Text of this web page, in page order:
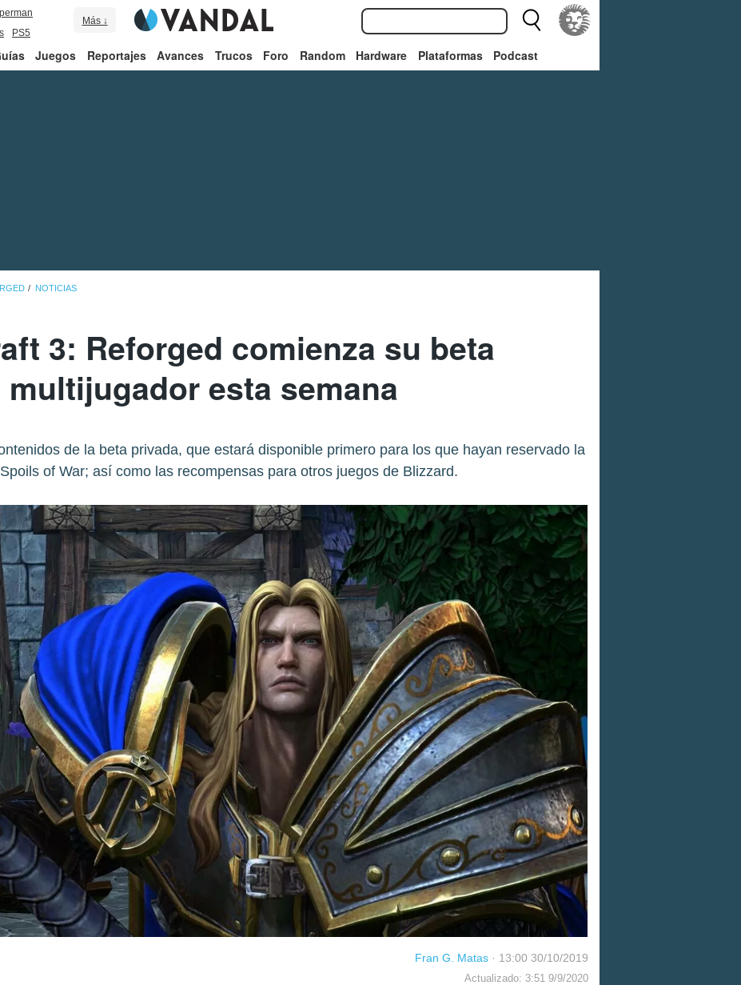
PS5
Más ↓
Juegos Reportajes Avances Trucos Foro Random Hardware Plataformas Podcast
NOTICIAS
3: Reforged comienza su beta
multijugador esta semana
de la beta privada, que estará disponible primero para los que hayan reservado la
of War; así como las recompensas para otros juegos de Blizzard.
Fran G. Matas · 13:00 30/10/2019
Actualizado: 3:51 9/9/2020